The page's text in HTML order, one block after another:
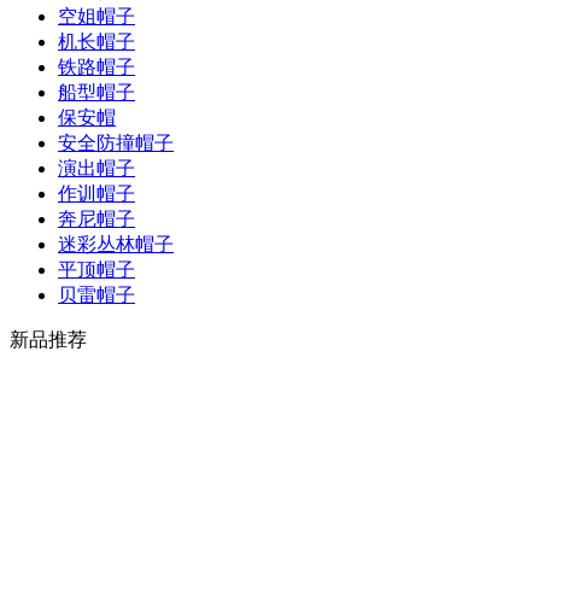
空姐帽子
机长帽子
铁路帽子
船型帽子
保安帽
安全防撞帽子
演出帽子
作训帽子
奔尼帽子
迷彩丛林帽子
平顶帽子
贝雷帽子
新品推荐